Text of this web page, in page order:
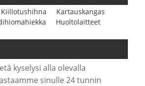
Kiillotushihna
Kartauskangas
Huoltolaitteet
kyselysi alla olevalla
sinulle 24 tunnin